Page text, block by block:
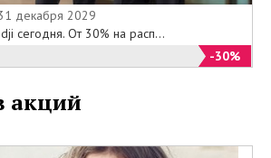
декабря 2029
сегодня. От 30% на расп...
-30%
акций